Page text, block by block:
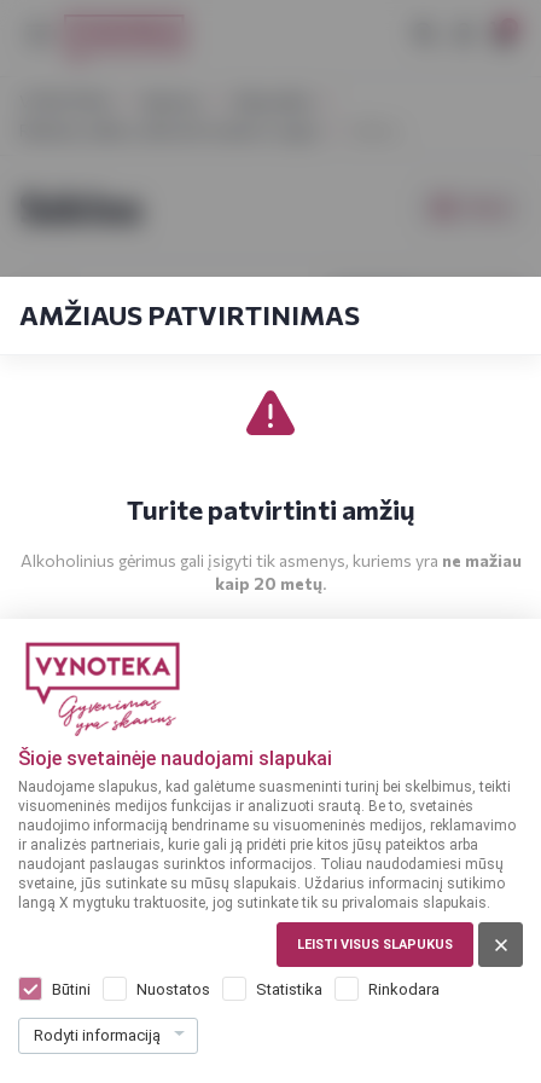
Šioje svetainėje naudojami slapukai
Naudojame slapukus, kad galėtume suasmeninti turinį bei skelbimus, teikti
visuomeninės medijos funkcijas ir analizuoti srautą. Be to, svetainės
naudojimo informaciją bendriname su visuomeninės medijos, reklamavimo
ir analizės partneriais, kurie gali ją pridėti prie kitos jūsų pateiktos arba
naudojant paslaugas surinktos informacijos. Toliau naudodamiesi mūsų
svetaine, jūs sutinkate su mūsų slapukais. Uždarius informacinį sutikimo
langą X mygtuku traktuosite, jog sutinkate tik su privalomais slapukais.
LEISTI VISUS SLAPUKUS
Būtini Nuostatos Statistika Rinkodara
Rodyti informaciją
AMŽIAUS PATVIRTINIMAS
Turite patvirtinti amžių
Alkoholinius gėrimus gali įsigyti tik asmenys, kuriems yra ne mažiau
kaip 20 metų.
Sėklos
uogos,Pyragai ir
pyragaičiai,Sėklos
ISPANIJA
Healthy Bites Fig and
Almond Sausas vaisių
pyragas 200 g
Dar nėra balsų, galite įvertinti
3
17.45 € / Kg
Į KREPŠELĮ
Sėklos
LIETUVA
Mon Ami Sėklų traškiai
su svogūnais ir
grietinėle 135 g
Dar nėra balsų, galite įvertinti
219€
16.22 € / Kg